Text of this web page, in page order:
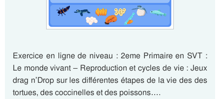
Exercice en ligne de niveau : 2eme Primaire en SVT :
Le monde vivant – Reproduction et cycles de vie : Jeux
drag n’Drop sur les différentes étapes de la vie des des
tortues, des coccinelles et des poissons….